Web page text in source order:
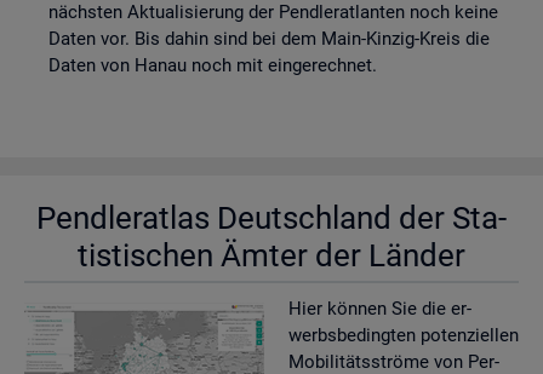
nächsten Aktualisierung der Pendleratlanten noch keine
Daten vor. Bis dahin sind bei dem Main-Kinzig-Kreis die
Daten von Hanau noch mit eingerechnet.
Pend­ler­at­las Deutsch­land der Sta­
tis­ti­schen Ämter der Län­der
Hier kön­nen Sie die er­
werbs­be­ding­ten po­ten­zi­el­len
Mo­bi­li­täts­strö­me von Per­